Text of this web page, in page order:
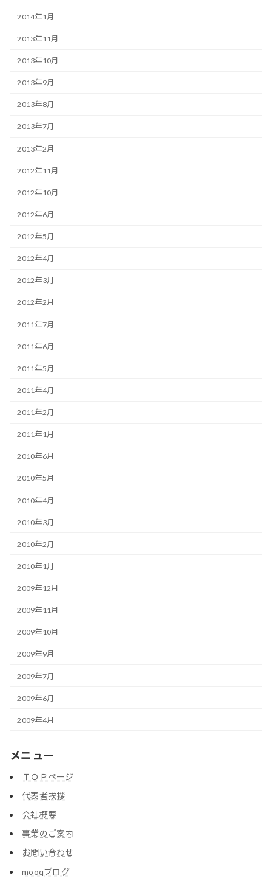
2014年1月
2013年11月
2013年10月
2013年9月
2013年8月
2013年7月
2013年2月
2012年11月
2012年10月
2012年6月
2012年5月
2012年4月
2012年3月
2012年2月
2011年7月
2011年6月
2011年5月
2011年4月
2011年2月
2011年1月
2010年6月
2010年5月
2010年4月
2010年3月
2010年2月
2010年1月
2009年12月
2009年11月
2009年10月
2009年9月
2009年7月
2009年6月
2009年4月
メニュー
ＴＯＰページ
代表者挨拶
会社概要
事業のご案内
お問い合わせ
mooqブログ